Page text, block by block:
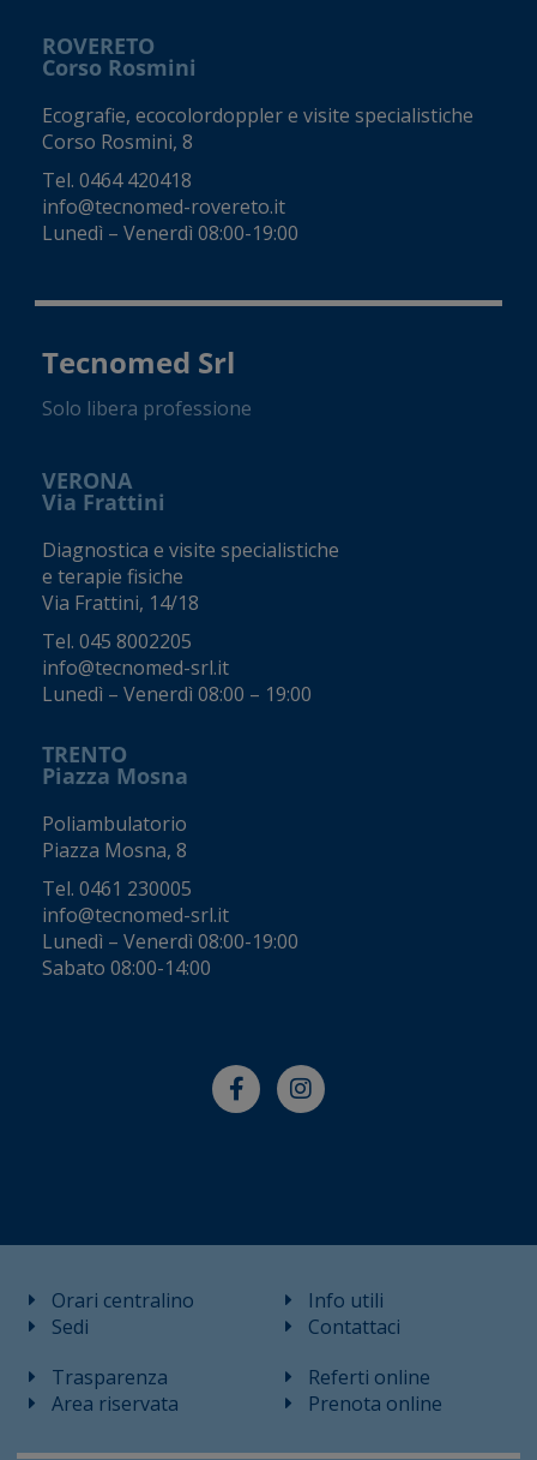
ROVERETO
Corso Rosmini
Ecografie, ecocolordoppler e visite specialistiche
Corso Rosmini, 8
Tel. 0464 420418
info@tecnomed-rovereto.it
Lunedì – Venerdì 08:00-19:00
Tecnomed Srl
Solo libera professione
VERONA
Via Frattini
Diagnostica e visite specialistiche
e terapie fisiche
Via Frattini, 14/18
Tel. 045 8002205
info@tecnomed-srl.it
Lunedì – Venerdì 08:00 – 19:00
TRENTO
Piazza Mosna
Poliambulatorio
Piazza Mosna, 8
Tel. 0461 230005
info@tecnomed-srl.it
Lunedì – Venerdì 08:00-19:00
Sabato 08:00-14:00
Orari centralino
Sedi
Info utili
Contattaci
Trasparenza
Area riservata
Referti online
Prenota online